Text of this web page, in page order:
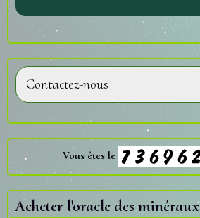
Contactez-nous
Vous êtes le
Acheter l'oracle des minéraux